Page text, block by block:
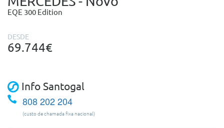
EQE 300 Edition
DESDE
69.744€
Info Santogal
808 202 204
(custo de chamada fixa nacional)